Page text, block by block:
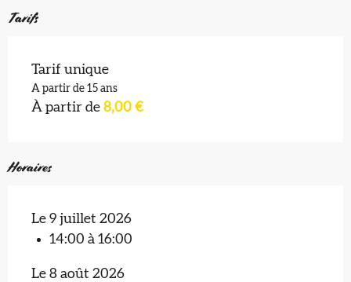
Tarifs
Tarif unique
A partir de 15 ans
À partir de 8,00 €
Horaires
Le 9 juillet 2026
14:00 à 16:00
Le 8 août 2026